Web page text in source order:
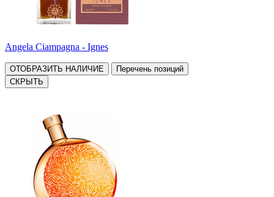
Angela Ciampagna - Ignes
ОТОБРАЗИТЬ НАЛИЧИЕ
Перечень позиций
СКРЫТЬ